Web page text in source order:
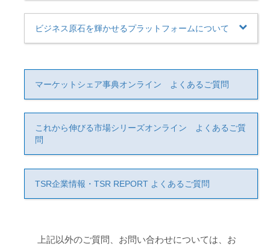
ビジネス原石を輝かせるプラットフォームについて
マーケットシェア事典オンライン よくあるご質問
これから伸びる市場シリーズオンライン よくあるご質
問
TSR企業情報・TSR REPORT よくあるご質問
上記以外のご質問、お問い合わせについては、お